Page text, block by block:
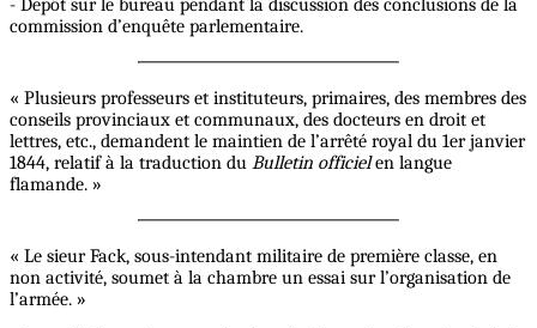
- Dépôt sur le bureau pendant la discussion des conclusions de la
commission d’enquête parlementaire.
« Plusieurs professeurs et instituteurs, primaires, des membres des
conseils provinciaux et communaux, des docteurs en droit et
lettres, etc., demandent le maintien de l’arrêté royal du 1er janvier
1844, relatif à la traduction du Bulletin officielen langue
flamande. »
« Le sieur Fack, sous-intendant militaire de première classe, en
non activité, soumet à la chambre un essai sur l’organisation de
l’armée. »